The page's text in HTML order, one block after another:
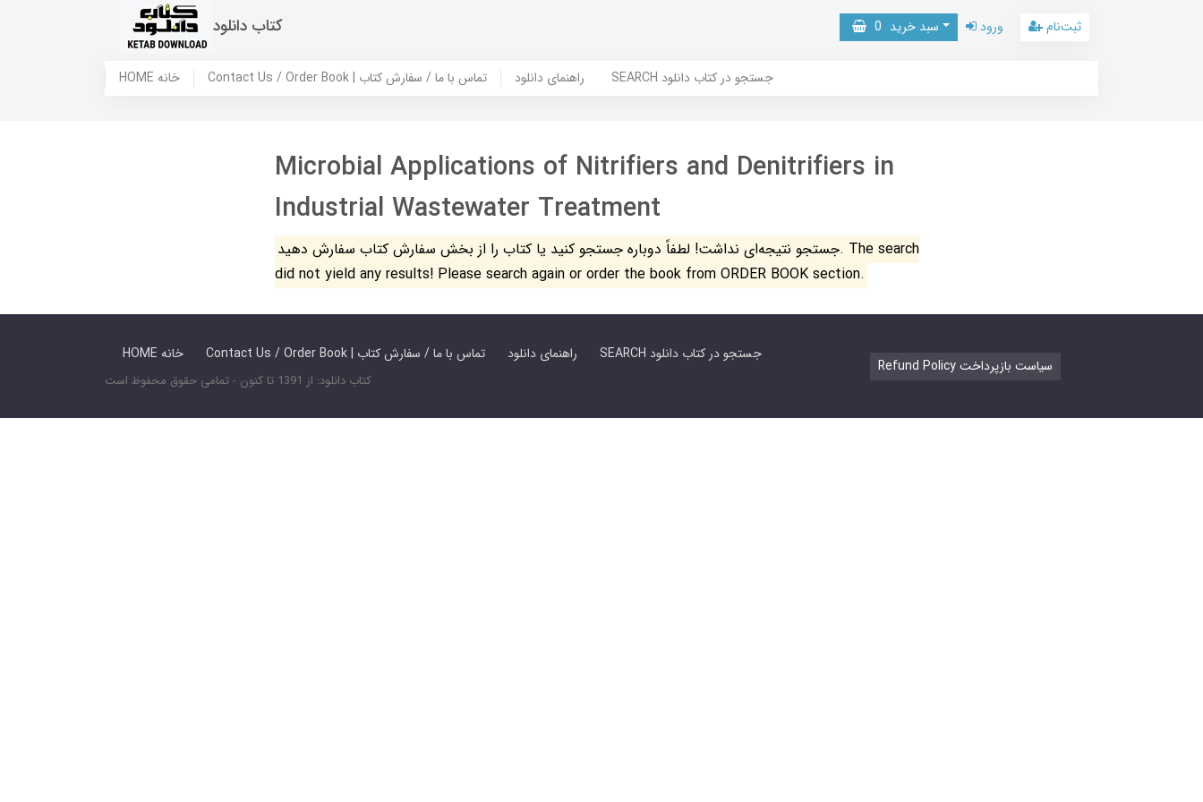
کتاب دانلود سبد خرید 0 ورود ثبت‌نام
HOME خانه Contact Us / Order Book | تماس با ما / سفارش کتاب راهنمای دانلود SEARCH جستجو در کتاب دانلود
Microbial Applications of Nitrifiers and Denitrifiers in
Industrial Wastewater Treatment
جستجو نتیجه‌ای نداشت! لطفاً دوباره جستجو کنید یا کتاب را از بخش سفارش کتاب سفارش دهید. The search
did not yield any results! Please search again or order the book from ORDER BOOK section.
HOME خانه Contact Us / Order Book | تماس با ما / سفارش کتاب راهنمای دانلود SEARCH جستجو در کتاب دانلود
کتاب دانلود: از 1391 تا کنون - تمامی حقوق محفوظ است
Refund Policy سیاست بازپرداخت